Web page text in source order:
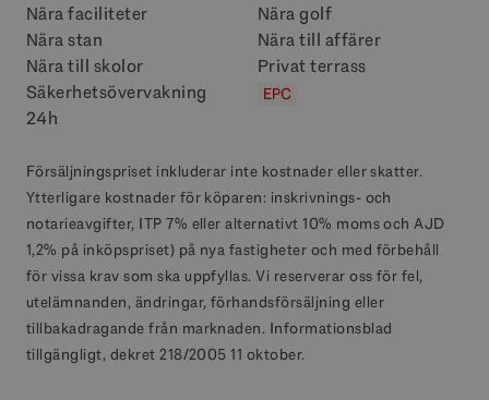
Nära faciliteter
Nära golf
Nära stan
Nära till affärer
Nära till skolor
Privat terrass
Säkerhetsövervakning
24h
EPC
Försäljningspriset inkluderar inte kostnader eller skatter.
Ytterligare kostnader för köparen: inskrivnings- och
notarieavgifter, ITP 7% eller alternativt 10% moms och AJD
1,2% på inköpspriset) på nya fastigheter och med förbehåll
för vissa krav som ska uppfyllas. Vi reserverar oss för fel,
utelämnanden, ändringar, förhandsförsäljning eller
tillbakadragande från marknaden. Informationsblad
tillgängligt, dekret 218/2005 11 oktober.